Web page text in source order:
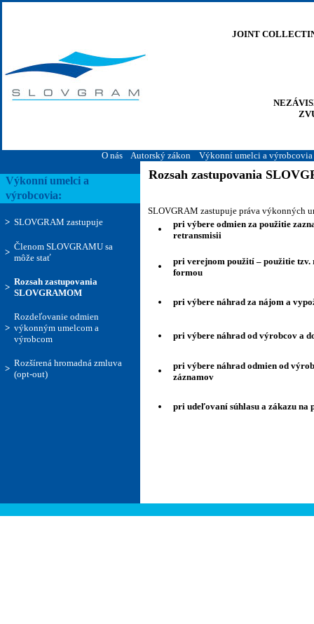
JOINT
O nás Autorský zákon Výkonní umelci a výrobcovia
Výkonní umelci a
výrobcovia:
> SLOVGRAM zastupuje
>
Členom SLOVGRAMU sa
môže stať
>
Rozsah zastupovania
SLOVGRAMOM
>
Rozdeľovanie odmien
výkonným umelcom a
výrobcom
>
Rozšírená hromadná zmluva
(opt-out)
Rozsah zastupovania
SLOVGRAM zastupuje práva výkonných
·
pri výbere odmien za použitie
retransmisii
·
pri verejnom použití – použitie tzv.
formou
· pri výbere náhrad za nájom a
· pri výbere náhrad od výrobcov a
·
pri výbere náhrad odmien od
záznamov
· pri udeľovaní súhlasu a zákazu na